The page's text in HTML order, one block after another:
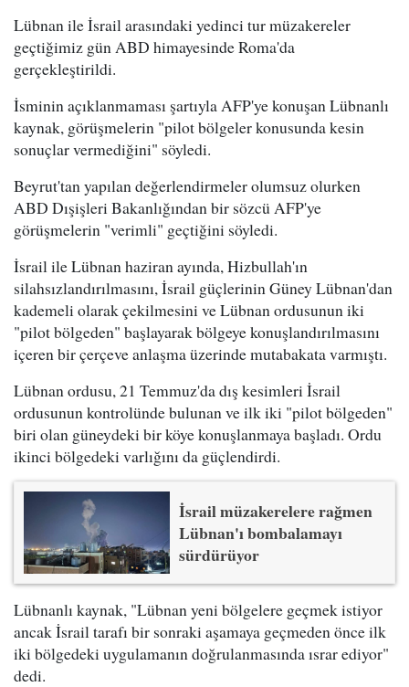
Lübnan ile İsrail arasındaki yedinci tur müzakereler
geçtiğimiz gün ABD himayesinde Roma'da
gerçekleştirildi.
İsminin açıklanmaması şartıyla AFP'ye konuşan Lübnanlı
kaynak, görüşmelerin "pilot bölgeler konusunda kesin
sonuçlar vermediğini" söyledi.
Beyrut'tan yapılan değerlendirmeler olumsuz olurken
ABD Dışişleri Bakanlığından bir sözcü AFP'ye
görüşmelerin "verimli" geçtiğini söyledi.
İsrail ile Lübnan haziran ayında, Hizbullah'ın
silahsızlandırılmasını, İsrail güçlerinin Güney Lübnan'dan
kademeli olarak çekilmesini ve Lübnan ordusunun iki
"pilot bölgeden" başlayarak bölgeye konuşlandırılmasını
içeren bir çerçeve anlaşma üzerinde mutabakata varmıştı.
Lübnan ordusu, 21 Temmuz'da dış kesimleri İsrail
ordusunun kontrolünde bulunan ve ilk iki "pilot bölgeden"
biri olan güneydeki bir köye konuşlanmaya başladı. Ordu
ikinci bölgedeki varlığını da güçlendirdi.
İsrail müzakerelere rağmen
Lübnan'ı bombalamayı
sürdürüyor
Lübnanlı kaynak, "Lübnan yeni bölgelere geçmek istiyor
ancak İsrail tarafı bir sonraki aşamaya geçmeden önce ilk
iki bölgedeki uygulamanın doğrulanmasında ısrar ediyor"
dedi.